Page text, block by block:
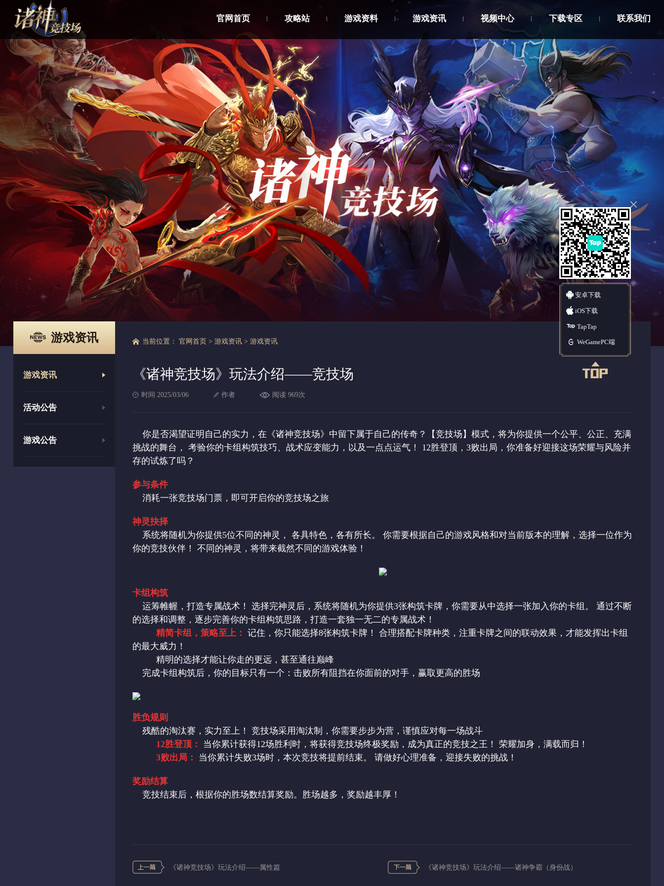
官网首页 攻略站 游戏资料 游戏资讯 视频中心 下载专区 联系我们
游戏资讯
游戏资讯
活动公告
游戏公告
当前位置：官网首页>游戏资讯>游戏资讯
《诸神竞技场》玩法介绍——竞技场
时间 2025/03/06 作者 阅读 969次
你是否渴望证明自己的实力，在《诸神竞技场》中留下属于自己的传奇？【竞技场】模式，将为你提供一个公平、公正、充满
挑战的舞台， 考验你的卡组构筑技巧、战术应变能力，以及一点点运气！ 12胜登顶，3败出局，你准备好迎接这场荣耀与风险并
存的试炼了吗？
参与条件
消耗一张竞技场门票，即可开启你的竞技场之旅
神灵抉择
系统将随机为你提供5位不同的神灵， 各具特色，各有所长。 你需要根据自己的游戏风格和对当前版本的理解，选择一位作为
你的竞技伙伴！ 不同的神灵，将带来截然不同的游戏体验！
卡组构筑
运筹帷幄，打造专属战术！ 选择完神灵后，系统将随机为你提供3张构筑卡牌，你需要从中选择一张加入你的卡组。 通过不断
的选择和调整，逐步完善你的卡组构筑思路，打造一套独一无二的专属战术！
精简卡组，策略至上： 记住，你只能选择8张构筑卡牌！ 合理搭配卡牌种类，注重卡牌之间的联动效果，才能发挥出卡组
的最大威力！
精明的选择才能让你走的更远，甚至通往巅峰
完成卡组构筑后，你的目标只有一个：击败所有阻挡在你面前的对手，赢取更高的胜场
胜负规则
残酷的淘汰赛，实力至上！ 竞技场采用淘汰制，你需要步步为营，谨慎应对每一场战斗
12胜登顶：
当你累计获得12场胜利时，将获得竞技场终极奖励，成为真正的竞技之王！ 荣耀加身，满载而归！
3败出局：
当你累计失败3场时，本次竞技将提前结束。 请做好心理准备，迎接失败的挑战！
奖励结算
竞技结束后，根据你的胜场数结算奖励。胜场越多，奖励越丰厚！
《诸神竞技场》玩法介绍——属性篇 《诸神竞技场》玩法介绍——诸神争霸（身份战）
安卓下载
iOS下载
TapTap
WeGamePC端